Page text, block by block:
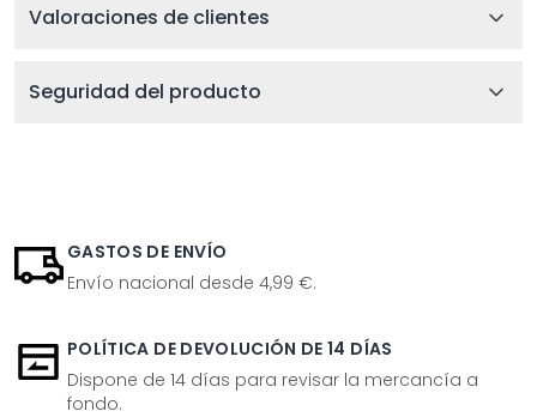
Valoraciones de clientes
Seguridad del producto
GASTOS DE ENVÍO
Envío nacional desde 4,99 €.
POLÍTICA DE DEVOLUCIÓN DE 14 DÍAS
Dispone de 14 días para revisar la mercancía a
fondo.